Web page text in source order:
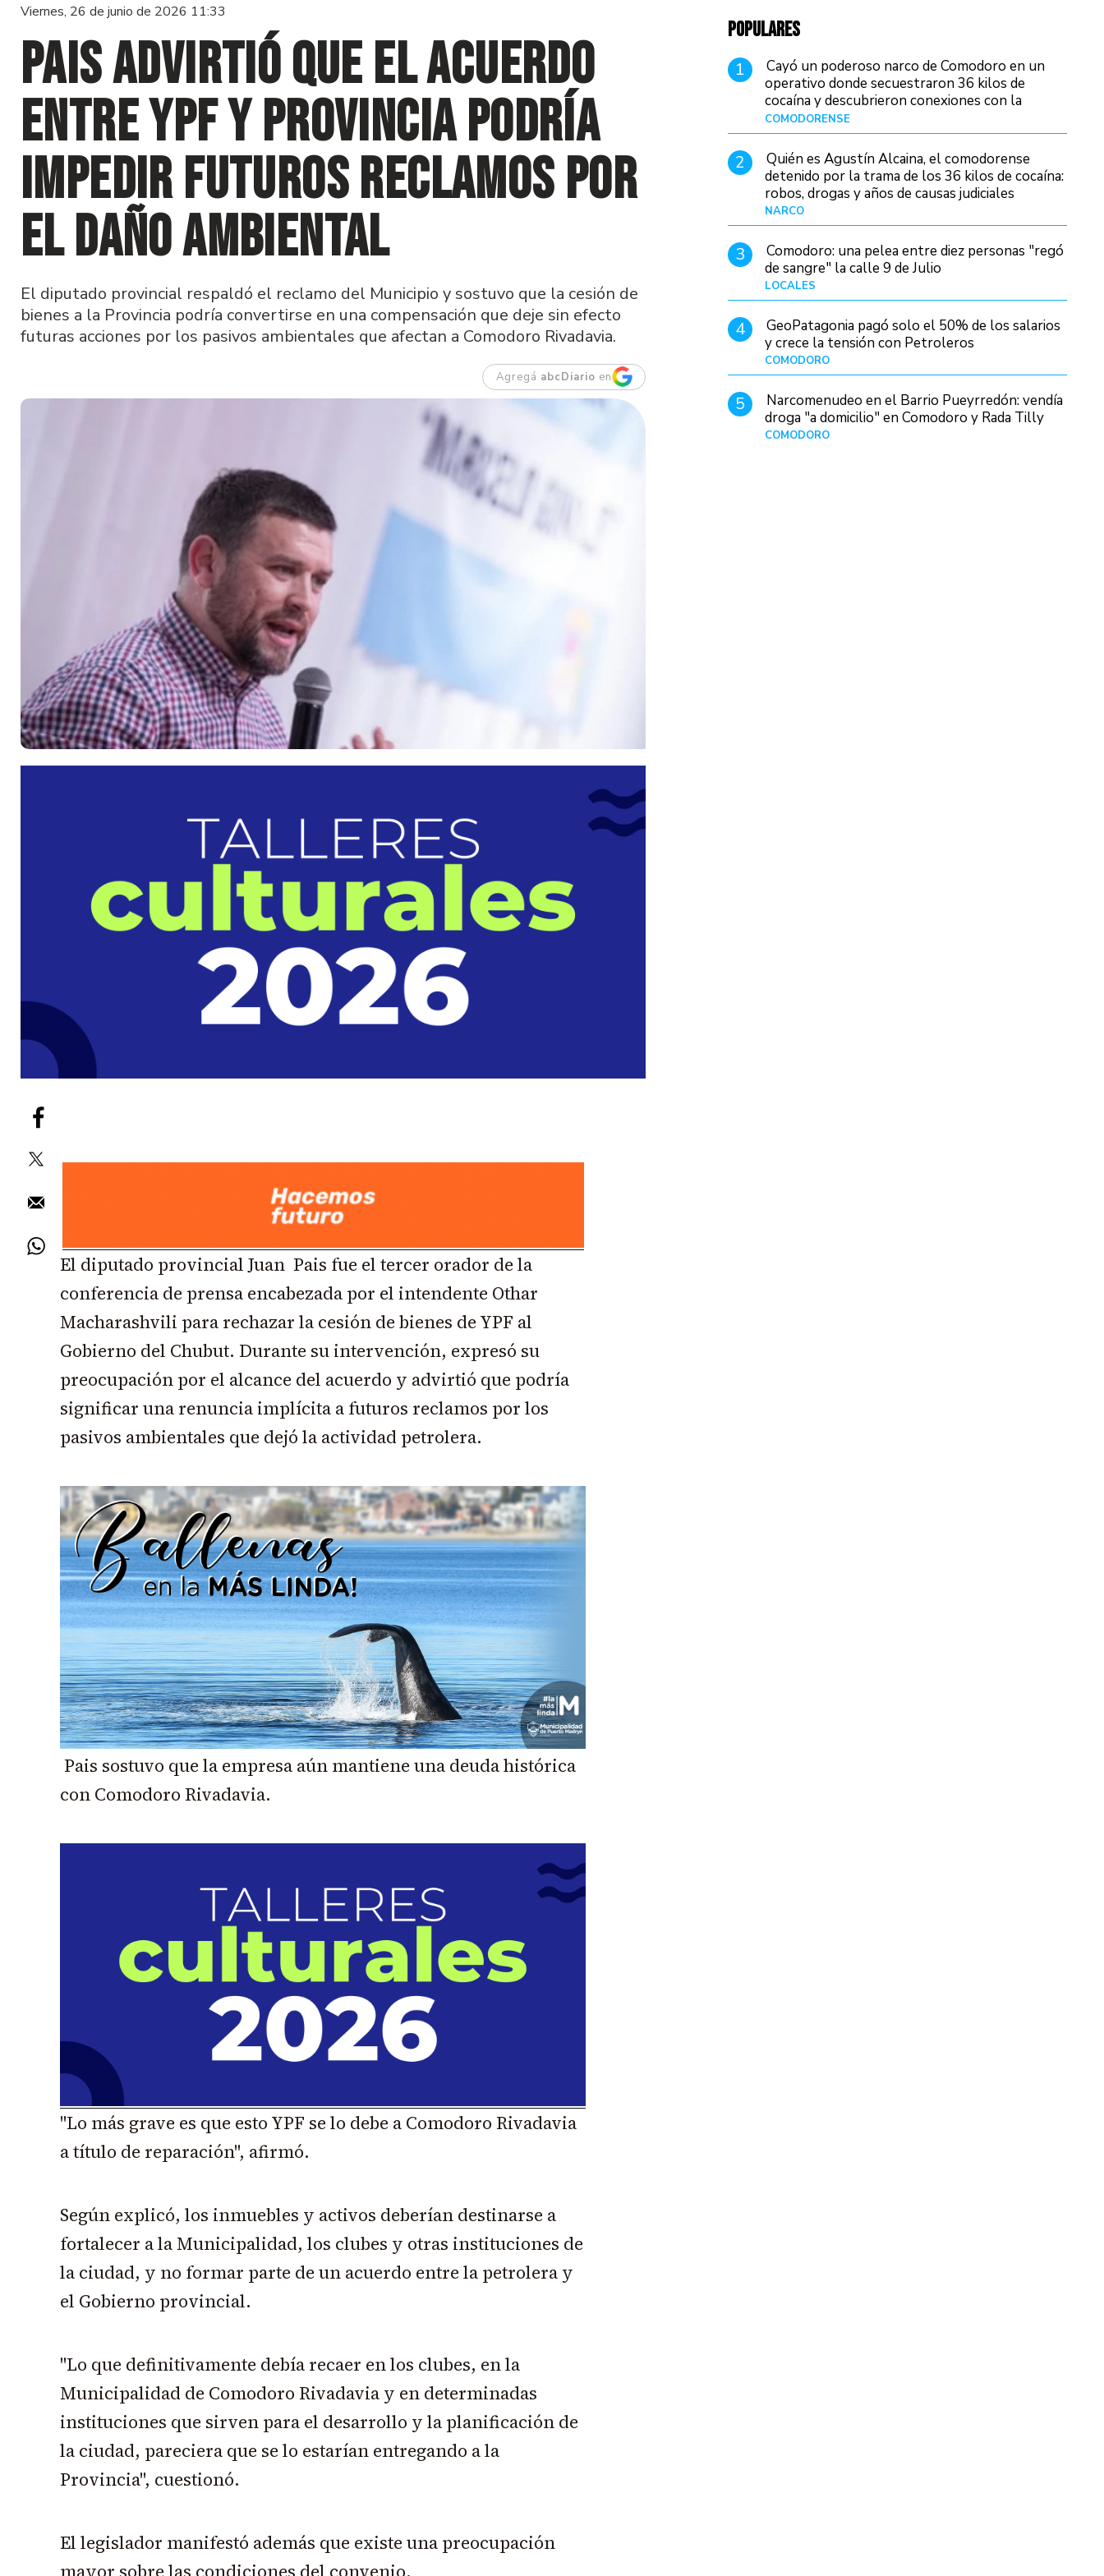
Viernes, 26 de junio de 2026 11:33
Pais advirtió que el acuerdo
entre YPF y Provincia podría
impedir futuros reclamos por
el daño ambiental
El diputado provincial respaldó el reclamo del Municipio y sostuvo que la cesión de
bienes a la Provincia podría convertirse en una compensación que deje sin efecto
futuras acciones por los pasivos ambientales que afectan a Comodoro Rivadavia.
Agregá abcDiario en
El diputado provincial Juan Pais fue el tercer orador de la
conferencia de prensa encabezada por el intendente Othar
Macharashvili para rechazar la cesión de bienes de YPF al
Gobierno del Chubut. Durante su intervención, expresó su
preocupación por el alcance del acuerdo y advirtió que podría
significar una renuncia implícita a futuros reclamos por los
pasivos ambientales que dejó la actividad petrolera.
Pais sostuvo que la empresa aún mantiene una deuda histórica
con Comodoro Rivadavia.
"Lo más grave es que esto YPF se lo debe a Comodoro Rivadavia
a título de reparación", afirmó.
Según explicó, los inmuebles y activos deberían destinarse a
fortalecer a la Municipalidad, los clubes y otras instituciones de
la ciudad, y no formar parte de un acuerdo entre la petrolera y
el Gobierno provincial.
"Lo que definitivamente debía recaer en los clubes, en la
Municipalidad de Comodoro Rivadavia y en determinadas
instituciones que sirven para el desarrollo y la planificación de
la ciudad, pareciera que se lo estarían entregando a la
Provincia", cuestionó.
El legislador manifestó además que existe una preocupación
POPULARES
1
Cayó un poderoso narco de Comodoro en un
operativo donde secuestraron 36 kilos de
cocaína y descubrieron conexiones con la
Patagonia
COMODORENSE
2
Quién es Agustín Alcaina, el comodorense
detenido por la trama de los 36 kilos de cocaína:
robos, drogas y años de causas judiciales
NARCO
3
Comodoro: una pelea entre diez personas "regó
de sangre" la calle 9 de Julio
LOCALES
4
GeoPatagonia pagó solo el 50% de los salarios
y crece la tensión con Petroleros
COMODORO
5
Narcomenudeo en el Barrio Pueyrredón: vendía
droga "a domicilio" en Comodoro y Rada Tilly
COMODORO